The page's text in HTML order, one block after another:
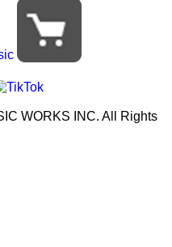
WORKS INC. All Rights